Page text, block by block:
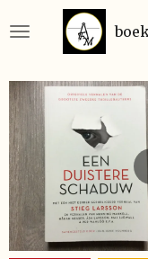
direct
de
hoofdinhoud